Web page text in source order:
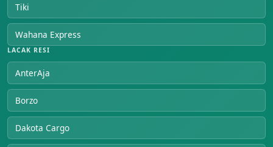
Tiki
Wahana Express
LACAK RESI
AnterAja
Borzo
Dakota Cargo